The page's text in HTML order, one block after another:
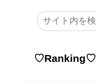
♡Ranking♡